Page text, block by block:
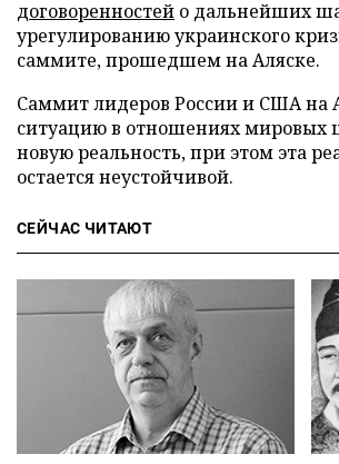
договоренностей о дальнейших
урегулированию украинского
саммите, прошедшем на Аляске.
Саммит лидеров России и США на
ситуацию в отношениях мировых
новую реальность, при этом эта
остается неустойчивой.
СЕЙЧАС ЧИТАЮТ